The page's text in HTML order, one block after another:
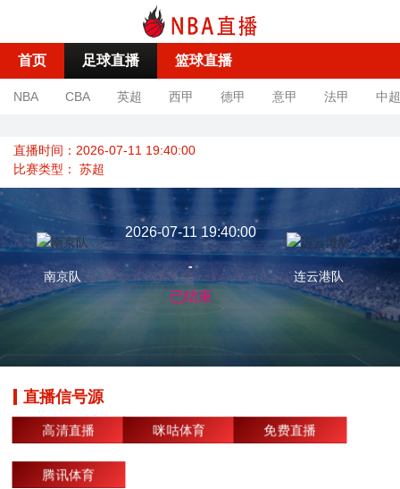
首页 足球直播 篮球直播
NBA CBA 英超 西甲 德甲 意甲 法甲 中超
直播时间：2026-07-11 19:40:00
比赛类型： 苏超
南京队
2026-07-11 19:40:00
-
已结束
连云港队
直播信号源
高清直播 咪咕体育 免费直播
腾讯体育